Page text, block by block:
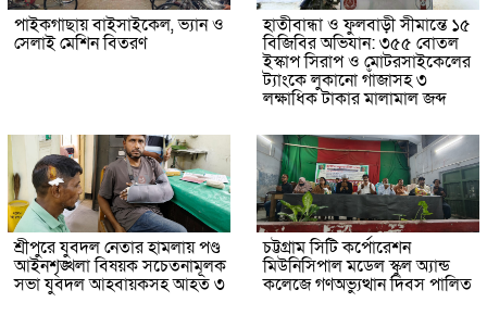
পাইকগাছায় বাইসাইকেল, ভ্যান ও
সেলাই মেশিন বিতরণ
হাতীবান্ধা ও ফুলবাড়ী সীমান্তে ১৫
বিজিবির অভিযান: ৩৫৫ বোতল
ইস্কাপ সিরাপ ও মোটরসাইকেলের
ট্যাংকে লুকানো গাঁজাসহ ৩
লক্ষাধিক টাকার মালামাল জব্দ
শ্রীপুরে যুবদল নেতার হামলায় পণ্ড
আইনশৃঙ্খলা বিষয়ক সচেতনামূলক
সভা যুবদল আহবায়কসহ আহত ৩
চট্টগ্রাম সিটি কর্পোরেশন
মিউনিসিপাল মডেল স্কুল অ্যান্ড
কলেজে গণঅভ্যুত্থান দিবস পালিত